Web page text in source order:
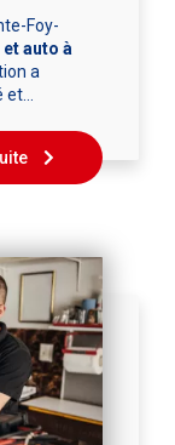
Foy-
auto à
a